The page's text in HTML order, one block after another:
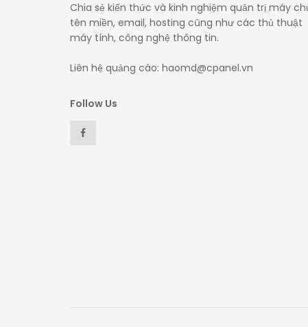
Chia sẻ kiến thức và kinh nghiệm quản trị máy
tên miền, email, hosting cũng như các thủ thuật
máy tính, công nghệ thông tin.
Liên hệ quảng cáo: haomd@cpanel.vn
Follow Us